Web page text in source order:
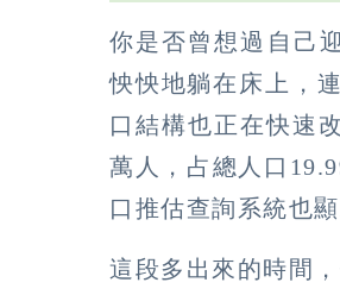
你是否曾想過自己
怏怏地躺在床上，
口結構也正在快速
萬人，占總人口
口推估查詢系統也
這段多出來的時間